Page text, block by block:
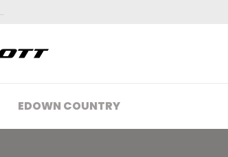
EDOWN COUNTRY